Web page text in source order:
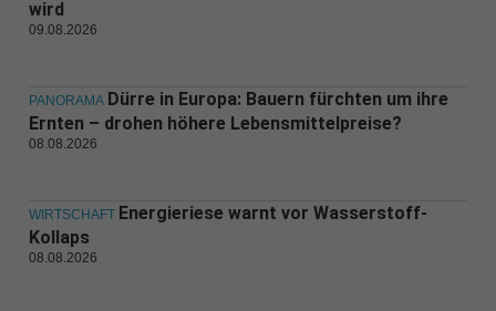
wird
09.08.2026
PANORAMA Dürre in Europa: Bauern fürchten um ihre
Ernten – drohen höhere Lebensmittelpreise?
08.08.2026
WIRTSCHAFT Energieriese warnt vor Wasserstoff-
Kollaps
08.08.2026